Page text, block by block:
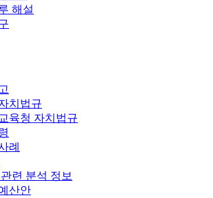
해설
치법규
육청 자치법규
례
련 분석 정보
산안